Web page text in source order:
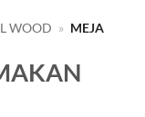
WOOD » MEJA